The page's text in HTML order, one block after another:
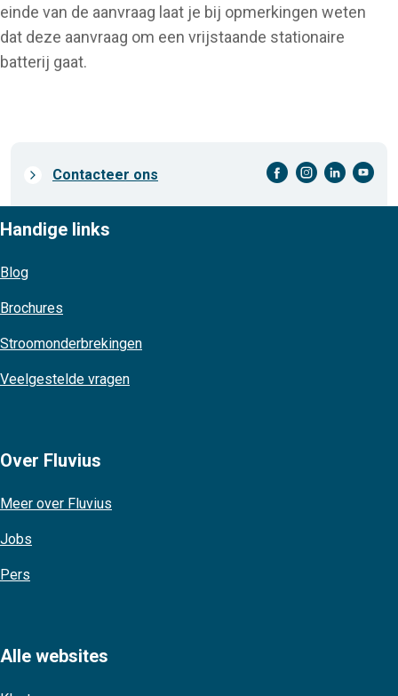
einde van de aanvraag laat je bij opmerkingen weten
dat deze aanvraag om een vrijstaande stationaire
batterij gaat.
Prefooter
Contacteer ons facebook-cirkel instagram-cirkel linkedin-cirkel youtube-cirkel
Handige links
Blog
Brochures
Stroomonderbrekingen
Veelgestelde vragen
Over Fluvius
Meer over Fluvius
Jobs
Pers
Alle websites